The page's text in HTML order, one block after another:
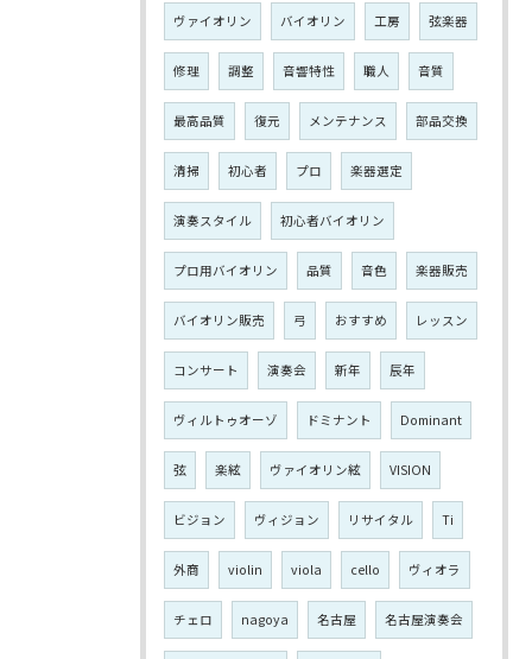
ヴァイオリン バイオリン 工房 弦楽器
修理 調整 音響特性 職人 音質
最高品質 復元 メンテナンス 部品交換
清掃 初心者 プロ 楽器選定
演奏スタイル 初心者バイオリン
プロ用バイオリン 品質 音色 楽器販売
バイオリン販売 弓 おすすめ レッスン
コンサート 演奏会 新年 辰年
ヴィルトゥオーゾ ドミナント Dominant
弦 楽絃 ヴァイオリン絃 VISION
ビジョン ヴィジョン リサイタル Ti
外商 violin viola cello ヴィオラ
チェロ nagoya 名古屋 名古屋演奏会